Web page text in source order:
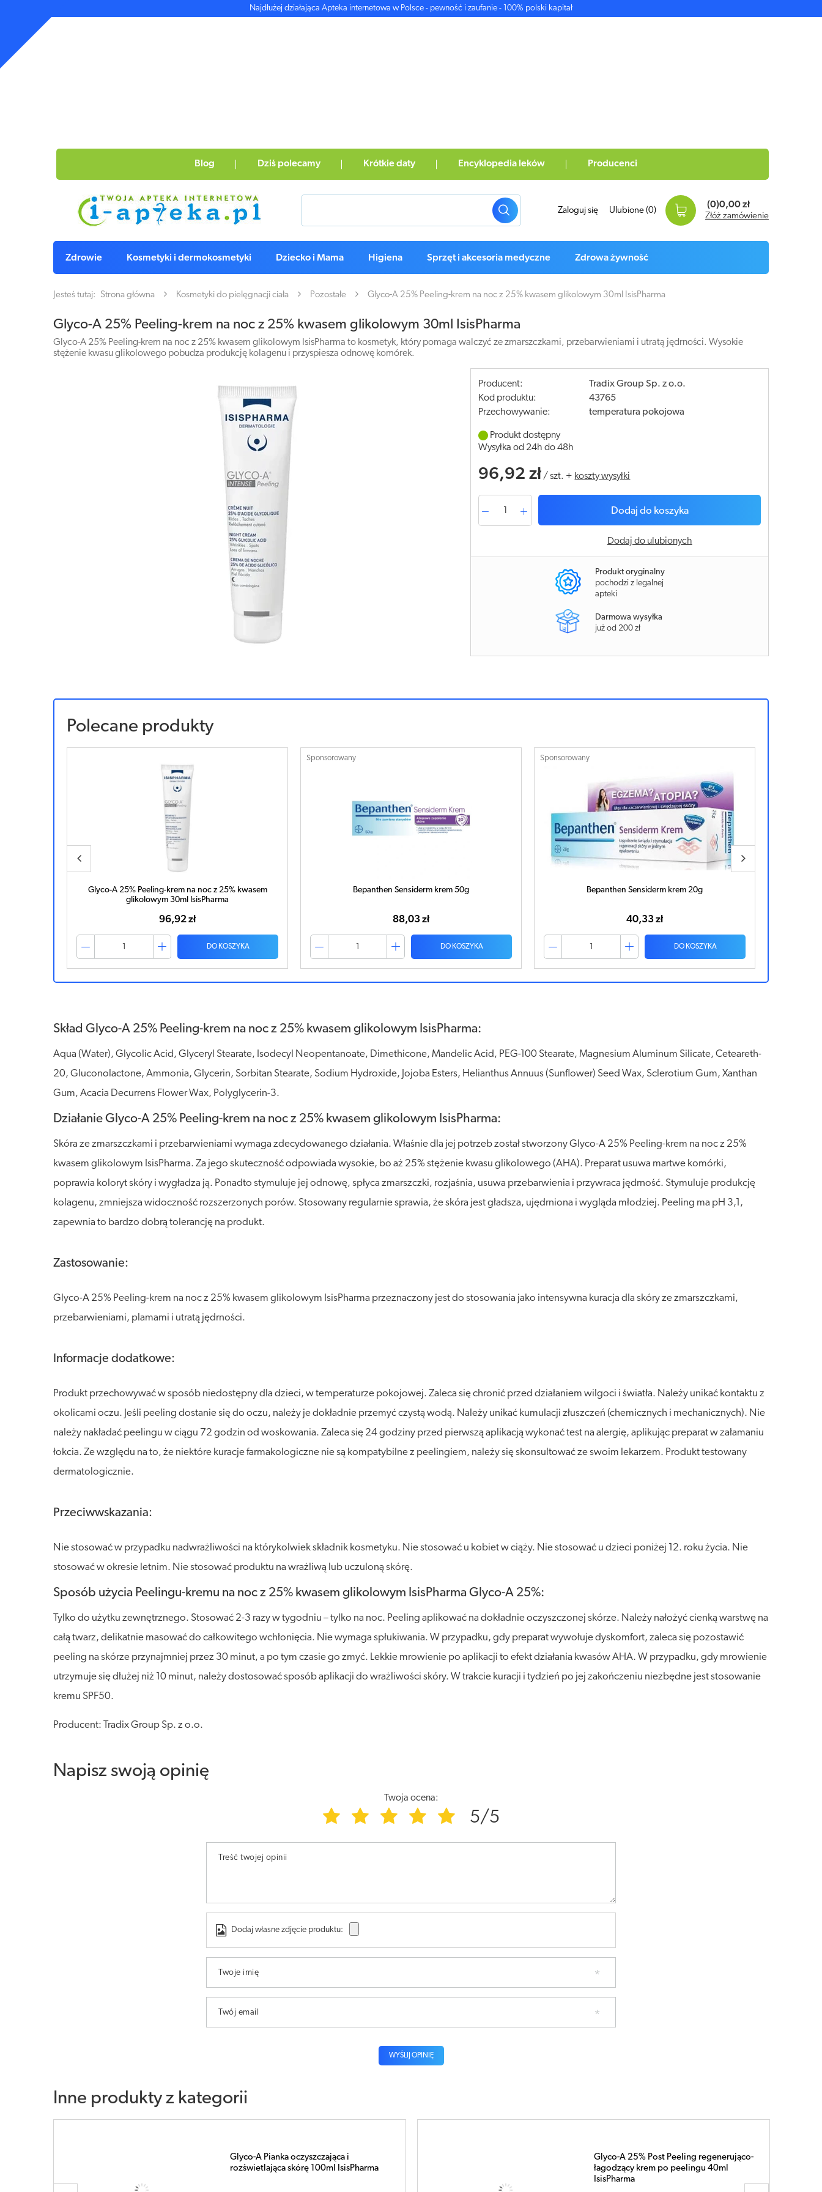
Najdłużej działająca Apteka internetowa w Polsce - pewność i zaufanie - 100% polski kapitał
Blog Dziś polecamy Krótkie daty Encyklopedia leków Producenci
Zaloguj się Ulubione (0)
(0)0,00 zł
Złóż zamówienie
Zdrowie Kosmetyki i dermokosmetyki Dziecko i Mama Higiena Sprzęt i akcesoria medyczne Zdrowa żywność
Jesteś tutaj: Strona główna Kosmetyki do pielęgnacji ciała Pozostałe Glyco-A 25% Peeling-krem na noc z 25% kwasem glikolowym 30ml IsisPharma
Glyco-A 25% Peeling-krem na noc z 25% kwasem glikolowym 30ml IsisPharma
Glyco-A 25% Peeling-krem na noc z 25% kwasem glikolowym IsisPharma to kosmetyk, który pomaga walczyć ze zmarszczkami, przebarwieniami i utratą jędrności. Wysokie
stężenie kwasu glikolowego pobudza produkcję kolagenu i przyspiesza odnowę komórek.
Producent:
Tradix Group Sp. z o.o.
Kod produktu:
43765
Przechowywanie:
temperatura pokojowa
Produkt dostępny
Wysyłka od 24h do 48h
96,92 zł /szt. + koszty wysyłki
Dodaj do koszyka
Dodaj do ulubionych
Produkt oryginalny
pochodzi z legalnej
apteki
Darmowa wysyłka
już od 200 zł
Polecane produkty
Bepanthen Sensiderm krem 50g
88,03 zł
DO KOSZYKA
Sponsorowany
Bepanthen Sensiderm krem 20g
40,33 zł
DO KOSZYKA
Sponsorowany
Bepanthen Tattoo maść pielęgnująca wytatuowaną
51,51 zł
DO KOSZYKA
Skład Glyco-A 25% Peeling-krem na noc z 25% kwasem glikolowym IsisPharma:
Aqua (Water), Glycolic Acid, Glyceryl Stearate, Isodecyl Neopentanoate, Dimethicone, Mandelic Acid, PEG-100 Stearate, Magnesium Aluminum Silicate, Ceteareth-
20, Gluconolactone, Ammonia, Glycerin, Sorbitan Stearate, Sodium Hydroxide, Jojoba Esters, Helianthus Annuus (Sunflower) Seed Wax, Sclerotium Gum, Xanthan
Gum, Acacia Decurrens Flower Wax, Polyglycerin-3.
Działanie Glyco-A 25% Peeling-krem na noc z 25% kwasem glikolowym IsisPharma:
Skóra ze zmarszczkami i przebarwieniami wymaga zdecydowanego działania. Właśnie dla jej potrzeb został stworzony Glyco-A 25% Peeling-krem na noc z 25%
kwasem glikolowym IsisPharma. Za jego skuteczność odpowiada wysokie, bo aż 25% stężenie kwasu glikolowego (AHA). Preparat usuwa martwe komórki,
poprawia koloryt skóry i wygładza ją. Ponadto stymuluje jej odnowę, spłyca zmarszczki, rozjaśnia, usuwa przebarwienia i przywraca jędrność. Stymuluje produkcję
kolagenu, zmniejsza widoczność rozszerzonych porów. Stosowany regularnie sprawia, że skóra jest gładsza, ujędrniona i wygląda młodziej. Peeling ma pH 3,1,
zapewnia to bardzo dobrą tolerancję na produkt.
Zastosowanie:
Glyco-A 25% Peeling-krem na noc z 25% kwasem glikolowym IsisPharma przeznaczony jest do stosowania jako intensywna kuracja dla skóry ze zmarszczkami,
przebarwieniami, plamami i utratą jędrności.
Informacje dodatkowe:
Produkt przechowywać w sposób niedostępny dla dzieci, w temperaturze pokojowej. Zaleca się chronić przed działaniem wilgoci i światła. Należy unikać kontaktu z
okolicami oczu. Jeśli peeling dostanie się do oczu, należy je dokładnie przemyć czystą wodą. Należy unikać kumulacji złuszczeń (chemicznych i mechanicznych). Nie
należy nakładać peelingu w ciągu 72 godzin od woskowania. Zaleca się 24 godziny przed pierwszą aplikacją wykonać test na alergię, aplikując preparat w załamaniu
łokcia. Ze względu na to, że niektóre kuracje farmakologiczne nie są kompatybilne z peelingiem, należy się skonsultować ze swoim lekarzem. Produkt testowany
dermatologicznie.
Przeciwwskazania:
Nie stosować w przypadku nadwrażliwości na którykolwiek składnik kosmetyku. Nie stosować u kobiet w ciąży. Nie stosować u dzieci poniżej 12. roku życia. Nie
stosować w okresie letnim. Nie stosować produktu na wrażliwą lub uczuloną skórę.
Sposób użycia Peelingu-kremu na noc z 25% kwasem glikolowym IsisPharma Glyco-A 25%:
Tylko do użytku zewnętrznego. Stosować 2-3 razy w tygodniu – tylko na noc. Peeling aplikować na dokładnie oczyszczonej skórze. Należy nałożyć cienką warstwę na
całą twarz, delikatnie masować do całkowitego wchłonięcia. Nie wymaga spłukiwania. W przypadku, gdy preparat wywołuje dyskomfort, zaleca się pozostawić
peeling na skórze przynajmniej przez 30 minut, a po tym czasie go zmyć. Lekkie mrowienie po aplikacji to efekt działania kwasów AHA. W przypadku, gdy mrowienie
utrzymuje się dłużej niż 10 minut, należy dostosować sposób aplikacji do wrażliwości skóry. W trakcie kuracji i tydzień po jej zakończeniu niezbędne jest stosowanie
kremu SPF50.
Producent: Tradix Group Sp. z o.o.
Napisz swoją opinię
Twoja ocena:
5/5
Treść twojej opinii
Dodaj własne zdjęcie produktu:
Twoje imię
Twój email
WYŚLIJ OPINIĘ
Inne produkty z kategorii
Glyco-A 25% Post Peeling regenerująco-
łagodzący krem po peelingu 40ml
Glyco-A 5,5% Soft Peeling-krem na noc z
5,5% kwasem glikolowym 30ml
IsisPharma